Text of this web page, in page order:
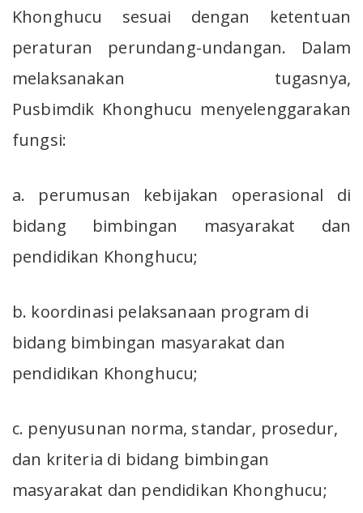
Khonghucu sesuai dengan ketentuan
peraturan perundang-undangan. Dalam
melaksanakan tugasnya,
Pusbimdik Khonghucu menyelenggarakan
fungsi:
a. perumusan kebijakan operasional di
bidang bimbingan masyarakat dan
pendidikan Khonghucu;
b. koordinasi pelaksanaan program di
bidang bimbingan masyarakat dan
pendidikan Khonghucu;
c. penyusunan norma, standar, prosedur,
dan kriteria di bidang bimbingan
masyarakat dan pendidikan Khonghucu;